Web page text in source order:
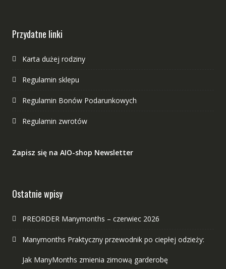
Przydatne linki
Karta dużej rodziny
Regulamin sklepu
Regulamin Bonów Podarunkowych
Regulamin zwrotów
Zapisz się na AIO-shop Newsletter
Ostatnie wpisy
PREORDER Manymonths – czerwiec 2026
Manymonths Praktyczny przewodnik po ciepłej odzieży:
Jak ManyMonths zmienia zimową garderobę